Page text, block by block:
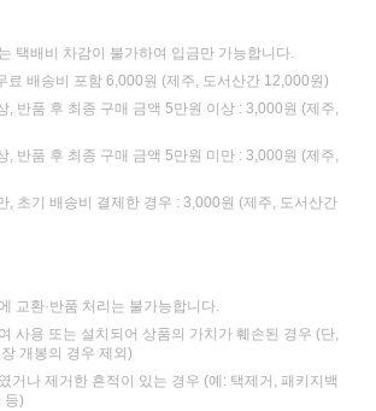
택배비 차감이 불가하여 입금만 가능합니다.
료 배송비 포함 6,000원 (제주, 도서산간 12,000원)
, 반품 후 최종 구매 금액 5만원 이상 : 3,000원 (제주,
, 반품 후 최종 구매 금액 5만원 미만 : 3,000원 (제주,
, 초기 배송비 결제한 경우 : 3,000원 (제주, 도서산간
교환·반품 처리는 불가능합니다.
사용 또는 설치되어 상품의 가치가 훼손된 경우 (단,
개봉의 경우 제외)
거나 제거한 흔적이 있는 경우 (예: 택제거, 패키지백
등)